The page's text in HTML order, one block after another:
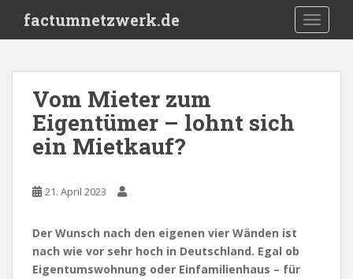
i
factumnetzwerk.de
Vom Mieter zum
Eigentümer – lohnt sich
ein Mietkauf?
21. April 2023
Der Wunsch nach den eigenen vier Wänden ist
nach wie vor sehr hoch in Deutschland. Egal ob
Eigentumswohnung oder Einfamilienhaus – für